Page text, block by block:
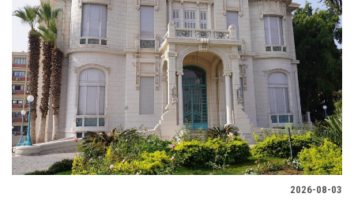
تواصل معنا
الطلاب
هيئة التدريس
الدراسات العليا
2026-08-03